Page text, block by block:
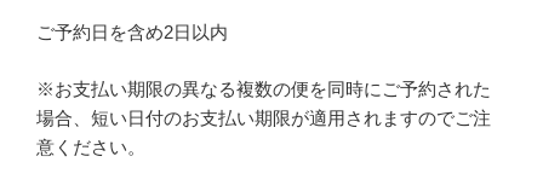
ご予約日を含め2日以内
※お支払い期限の異なる複数の便を同時にご予約された
場合、短い日付のお支払い期限が適用されますのでご注
意ください。